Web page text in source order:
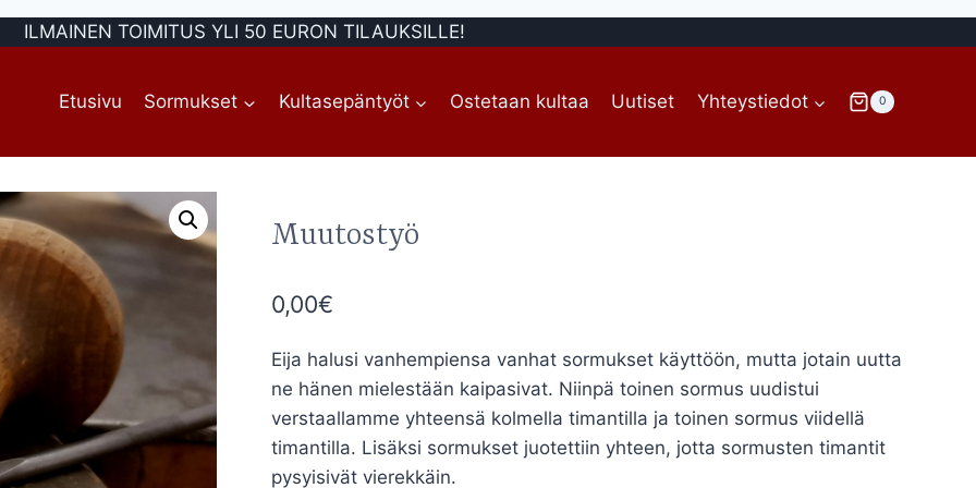
ILMAINEN TOIMITUS YLI 50 EURON TILAUKSILLE!
Etusivu Sormukset Kultasepäntyöt Ostetaan kultaa Uutiset Yhteystiedot 0
Muutostyö
0,00€
Eija halusi vanhempiensa vanhat sormukset käyttöön, mutta jotain uutta
ne hänen mielestään kaipasivat. Niinpä toinen sormus uudistui
verstaallamme yhteensä kolmella timantilla ja toinen sormus viidellä
timantilla. Lisäksi sormukset juotettiin yhteen, jotta sormusten timantit
pysyisivät vierekkäin.